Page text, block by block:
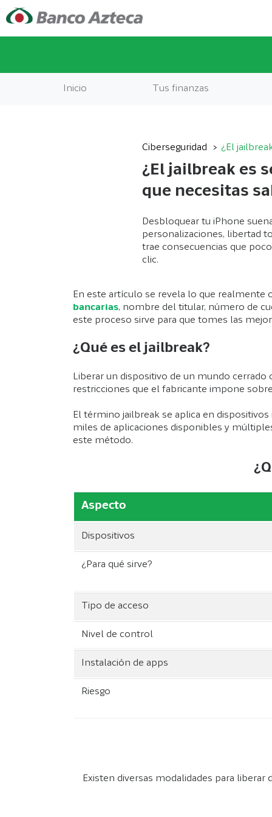
Inicio Tus finanzas
Ciberseguridad ¿El
¿El jailbreak es
que necesitas
Desbloquear tu iPhone
personalizaciones, libertad
trae consecuencias que
clic.
En este artículo se revela lo que
bancarias, nombre del titular, número de
este proceso sirve para que tomes las
¿Qué es el jailbreak?
Liberar un dispositivo de un mundo
restricciones que el fabricante impone
El término jailbreak se aplica en
miles de aplicaciones disponibles y
este método.
Aspecto
Dispositivos
¿Para qué sirve?
Tipo de acceso
Nivel de control
Instalación de apps
Riesgo
Existen diversas modalidades para liberar